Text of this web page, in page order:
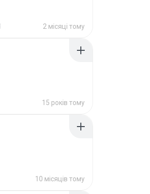
2 місяці тому
15 років тому
10 місяців тому